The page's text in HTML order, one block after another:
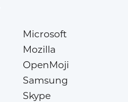
Microsoft
Mozilla
OpenMoji
Samsung
Skype